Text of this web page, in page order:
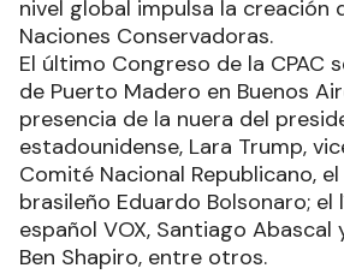
nivel global impulsa la creación
Naciones Conservadoras.
El último Congreso de la CPAC
de Puerto Madero en Buenos
presencia de la nuera del
estadounidense, Lara Trump,
Comité Nacional Republicano,
brasileño Eduardo Bolsonaro;
español VOX, Santiago
Ben Shapiro, entre otros.